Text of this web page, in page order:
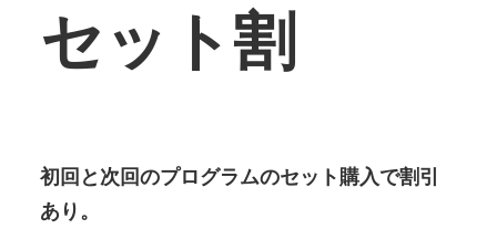
セット割
初回と次回のプログラムのセット購入で割引
あり。